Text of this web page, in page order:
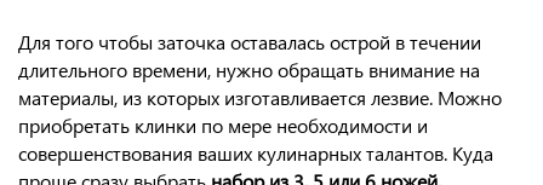
Для того чтобы заточка оставалась острой в течении
длительного времени, нужно обращать внимание на
материалы, из которых изготавливается лезвие. Можно
приобретать клинки по мере необходимости и
совершенствования ваших кулинарных талантов. Куда